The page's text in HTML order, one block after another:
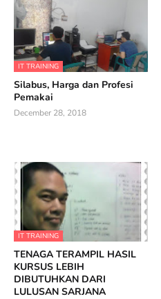
IT TRAINING
Silabus, Harga dan Profesi
Pemakai
December 28, 2018
IT TRAINING
TENAGA TERAMPIL HASIL
KURSUS LEBIH
DIBUTUHKAN DARI
LULUSAN SARJANA